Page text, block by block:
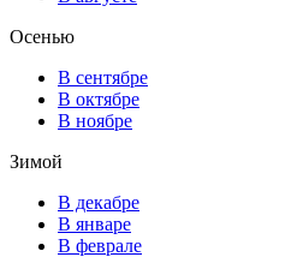
Осенью
В сентябре
В октябре
В ноябре
Зимой
В декабре
В январе
В феврале